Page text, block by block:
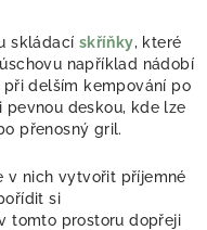
skládací skříňky, které
například nádobí
delším kempování po
pevnou deskou, kde lze
přenosný gril.
v nich vytvořit příjemné
si
tomto prostoru dopřeji